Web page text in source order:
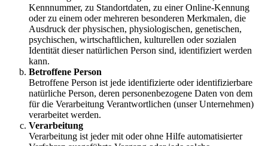
Kennnummer, zu Standortdaten, zu einer Online-Kennung
oder zu einem oder mehreren besonderen Merkmalen, die
Ausdruck der physischen, physiologischen, genetischen,
psychischen, wirtschaftlichen, kulturellen oder sozialen
Identität dieser natürlichen Person sind, identifiziert werden
kann.
Betroffene Person
Betroffene Person ist jede identifizierte oder identifizierbare
natürliche Person, deren personenbezogene Daten von dem
für die Verarbeitung Verantwortlichen (unser Unternehmen)
verarbeitet werden.
Verarbeitung
Verarbeitung ist jeder mit oder ohne Hilfe automatisierter